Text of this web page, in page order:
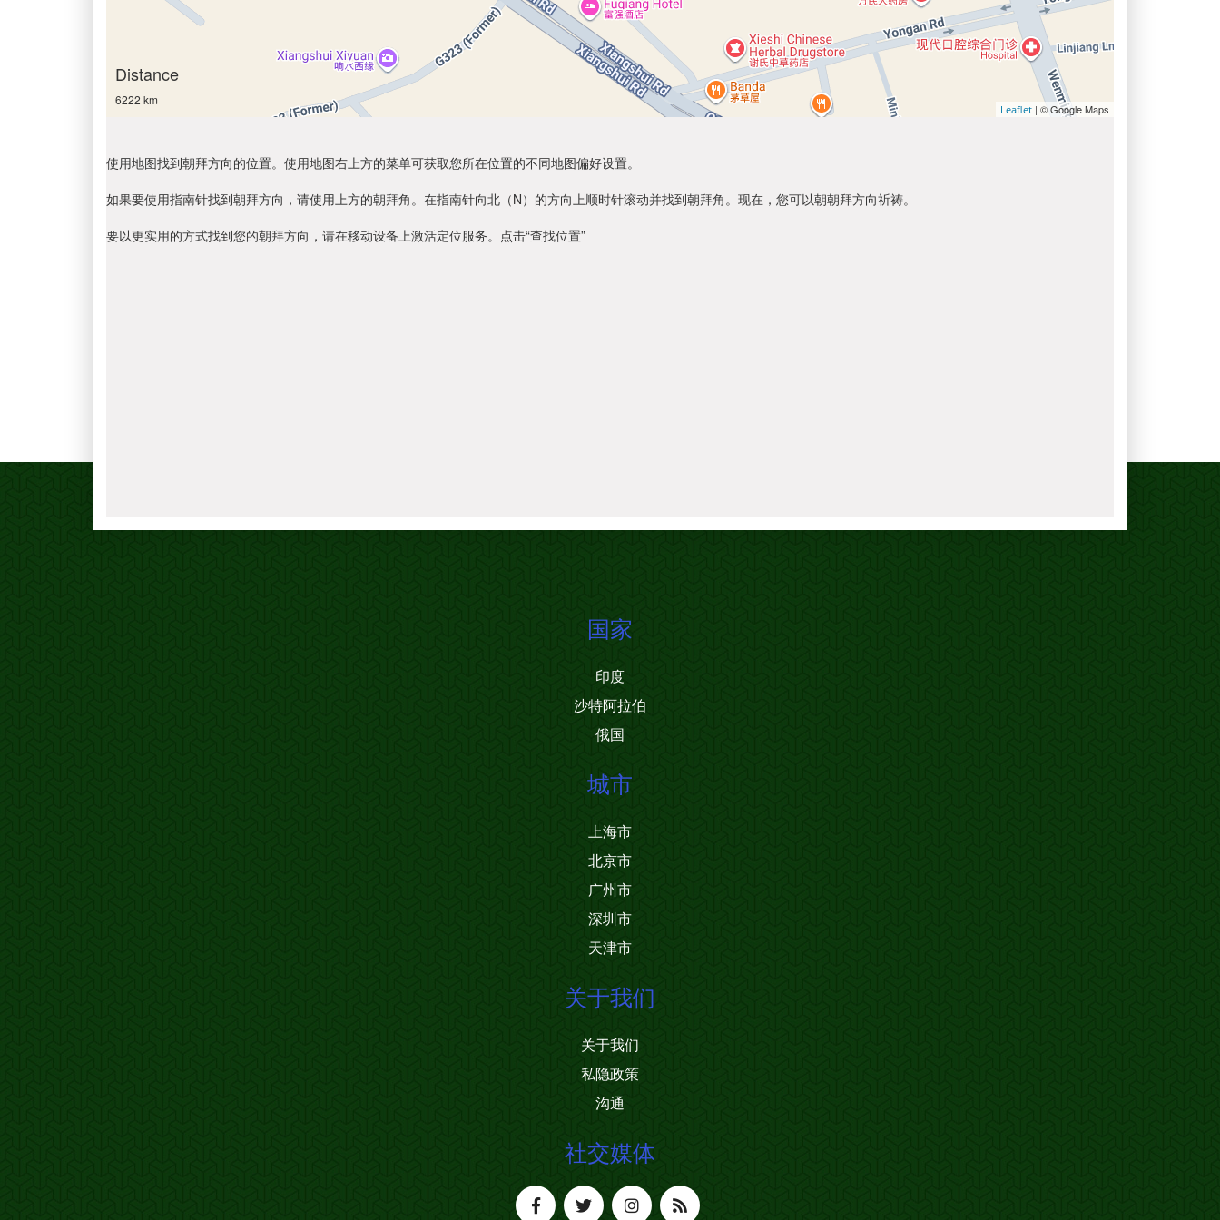
Distance
6222 km
Leaflet | © Google Maps
使用地图找到朝拜方向的位置。使用地图右上方的菜单可获取您所在位置的不同地图偏好设置。
如果要使用指南针找到朝拜方向，请使用上方的朝拜角。在指南针向北（N）的方向上顺时针滚动并找到朝拜角。现在，您可以朝朝拜方向祈祷。
要以更实用的方式找到您的朝拜方向，请在移动设备上激活定位服务。点击“查找位置”
国家
印度
沙特阿拉伯
俄国
城市
上海市
北京市
广州市
深圳市
天津市
关于我们
关于我们
私隐政策
沟通
社交媒体